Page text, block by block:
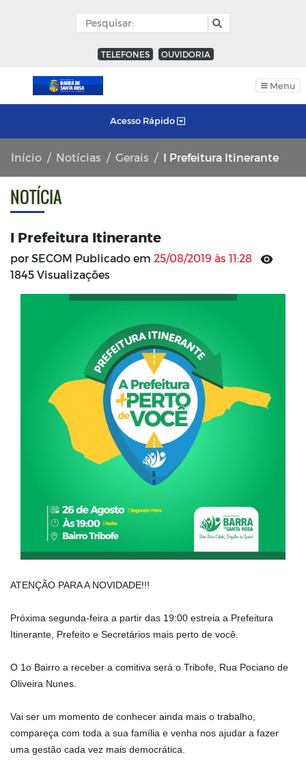
TELEFONES OUVIDORIA
Menu
Acesso Rápido
Início Notícias Gerais I Prefeitura Itinerante
NOTÍCIA
I Prefeitura Itinerante
por SECOM Publicado em 25/08/2019 às 11:28
1845 Visualizações
ATENÇÃO PARA A NOVIDADE!!!
Próxima segunda-feira a partir das 19:00 estreia a Prefeitura
Itinerante, Prefeito e Secretários mais perto de você.
O 1o Bairro a receber a comitiva será o Tribofe, Rua Pociano de
Oliveira Nunes.
Vai ser um momento de conhecer ainda mais o trabalho,
compareça com toda a sua família e venha nos ajudar a fazer
uma gestão cada vez mais democrática.